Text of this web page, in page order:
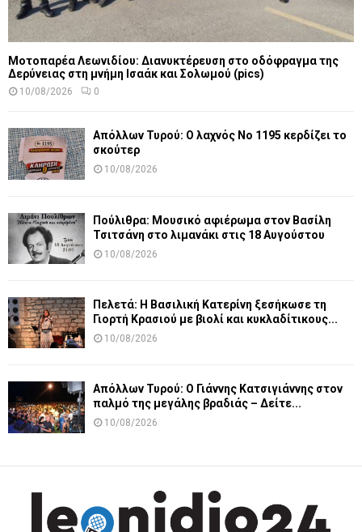
Μοτοπαρέα Λεωνιδίου: Διανυκτέρευση στο οδόφραγμα της
Δερύνειας στη μνήμη Ισαάκ και Σολωμού (pics)
10/08/2026 0
Απόλλων Τυρού: Ο λαχνός Νο 1195 κερδίζει το
σκούτερ
10/08/2026
Πούλιθρα: Μουσικό αφιέρωμα στον Βασίλη
Τσιτσάνη στο λιμανάκι στις 18 Αυγούστου
10/08/2026
Πελετά: Η Βασιλική Κατερίνη ξεσήκωσε τη
Γιορτή Κρασιού με βιολί και κυκλαδίτικους...
10/08/2026
Απόλλων Τυρού: Ο Γιάννης Κατσιγιάννης στον
παλμό της μεγάλης βραδιάς – Δείτε...
10/08/2026